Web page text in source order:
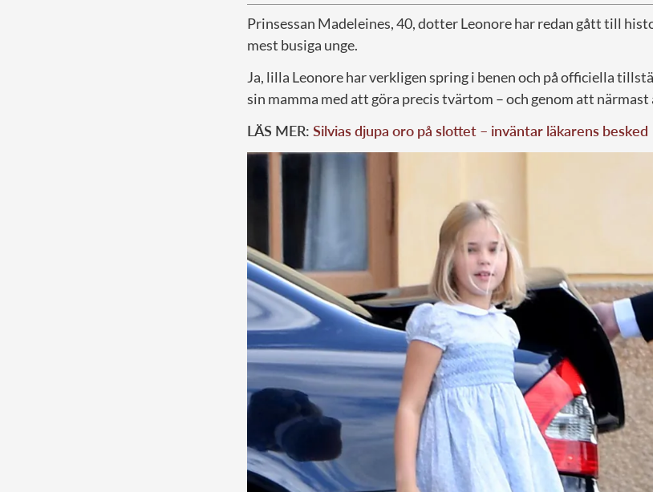
Prinsessan Madeleines, 40, dotter Leonore har redan gått till
mest busiga unge.
Ja, lilla Leonore har verkligen spring i benen och på officiella
sin mamma med att göra precis tvärtom – och genom att
LÄS MER: Silvias djupa oro på slottet – inväntar läkarens besked